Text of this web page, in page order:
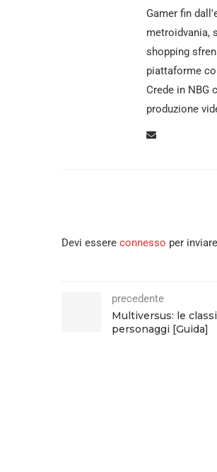
Gamer fin
metroidvania,
shopping
piattaforme
Crede in NBG
produzione
Devi essere connesso per
precedente
Multiversus: le
personaggi [Guida]